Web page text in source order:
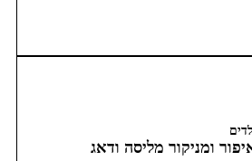
ומניקור מליסה ודאג